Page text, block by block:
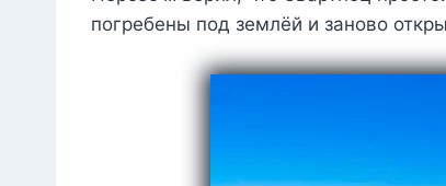
погребены под землёй и заново